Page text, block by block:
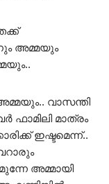
അമ്മയും
വാസന്തി
മാത്രം
ഇഷ്ടമെന്ന്..
അമ്മായി